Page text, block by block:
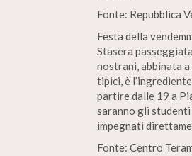
Fonte: Repubblica
Festa della
Stasera
nostrani, abbinata
tipici, è
partire dalle 19 a
saranno gli studenti
impegnati
Fonte: Centro